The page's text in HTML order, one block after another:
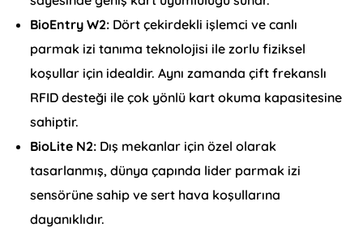
BioEntry W2: Dört çekirdekli işlemci ve canlı
parmak izi tanıma teknolojisi ile zorlu fiziksel
koşullar için idealdir. Aynı zamanda çift frekanslı
RFID desteği ile çok yönlü kart okuma kapasitesine
sahiptir.
BioLite N2: Dış mekanlar için özel olarak
tasarlanmış, dünya çapında lider parmak izi
sensörüne sahip ve sert hava koşullarına
dayanıklıdır.